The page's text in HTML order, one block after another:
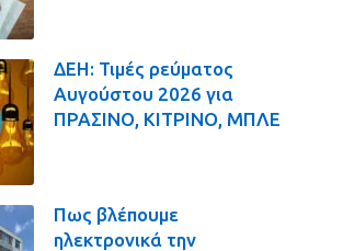
ΔΕΗ: Τιμές ρεύματος
Αυγούστου 2026 για
ΠΡΑΣΙΝΟ, ΚΙΤΡΙΝΟ, ΜΠΛΕ
Πως βλέπουμε
ηλεκτρονικά την